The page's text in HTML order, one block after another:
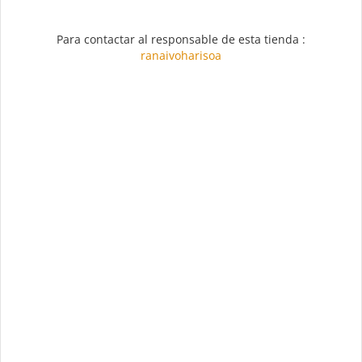
Para contactar al responsable de esta tienda :
ranaivoharisoa